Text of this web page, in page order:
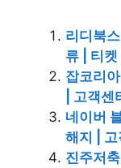
리디북
류 | 티
잡코리
| 고객
네이버
해지 |
진주저